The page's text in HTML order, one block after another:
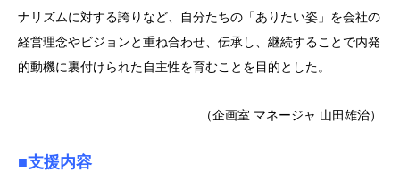
ナリズムに対する誇りなど、自分たちの「ありたい姿」を会社の
経営理念やビジョンと重ね合わせ、伝承し、継続することで内発
的動機に裏付けられた自主性を育むことを目的とした。
（企画室 マネージャ 山田雄治）
■支援内容